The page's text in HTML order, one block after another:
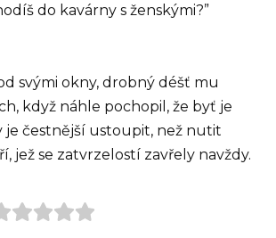
do kavárny s ženskými?”
svými okny, drobný déšť mu
když náhle pochopil, že byť je
je čestnější ustoupit, než nutit
jež se zatvrzelostí zavřely navždy.